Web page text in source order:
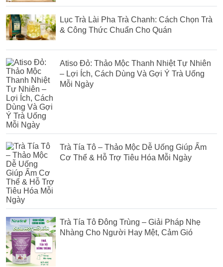
Lục Trà Lài Pha Trà Chanh: Cách Chọn Trà
& Công Thức Chuẩn Cho Quán
Atiso Đỏ: Thảo Mộc Thanh Nhiệt Tự Nhiên
– Lợi Ích, Cách Dùng Và Gợi Ý Trà Uống
Mỗi Ngày
Trà Tía Tô – Thảo Mộc Dễ Uống Giúp Ấm
Cơ Thể & Hỗ Trợ Tiêu Hóa Mỗi Ngày
Trà Tía Tô Đông Trùng – Giải Pháp Nhẹ
Nhàng Cho Người Hay Mệt, Cảm Gió